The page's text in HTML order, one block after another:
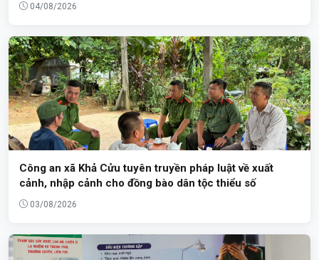
04/08/2026
Công an xã Khả Cửu tuyên truyền pháp luật về xuất
cảnh, nhập cảnh cho đồng bào dân tộc thiểu số
03/08/2026